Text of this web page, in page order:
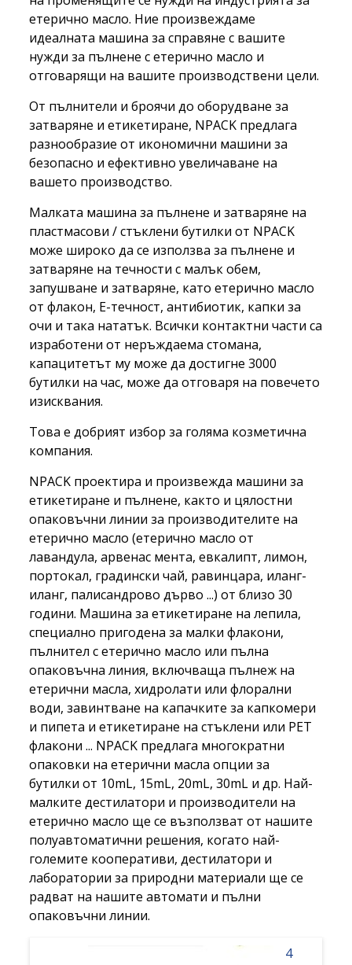
етерично масло. Ние произвеждаме
идеалната машина за справяне с вашите
нужди за пълнене с етерично масло и
отговарящи на вашите производствени цели.
От пълнители и броячи до оборудване за
затваряне и етикетиране, NPACK предлага
разнообразие от икономични машини за
безопасно и ефективно увеличаване на
вашето производство.
Малката машина за пълнене и затваряне на
пластмасови / стъклени бутилки от NPACK
може широко да се използва за пълнене и
затваряне на течности с малък обем,
запушване и затваряне, като етерично масло
от флакон, E-течност, антибиотик, капки за
очи и така нататък. Всички контактни части са
изработени от неръждаема стомана,
капацитетът му може да достигне 3000
бутилки на час, може да отговаря на повечето
изисквания.
Това е добрият избор за голяма козметична
компания.
NPACK проектира и произвежда машини за
етикетиране и пълнене, както и цялостни
опаковъчни линии за производителите на
етерично масло (етерично масло от
лавандула, арвенас мента, евкалипт, лимон,
портокал, градински чай, равинцара, иланг-
иланг, палисандрово дърво ...) от близо 30
години. Машина за етикетиране на лепила,
специално пригодена за малки флакони,
пълнител с етерично масло или пълна
опаковъчна линия, включваща пълнеж на
етерични масла, хидролати или флорални
води, завинтване на капачките за капкомери
и пипета и етикетиране на стъклени или PET
флакони ... NPACK предлага многократни
опаковки на етерични масла опции за
бутилки от 10mL, 15mL, 20mL, 30mL и др. Най-
малките дестилатори и производители на
етерично масло ще се възползват от нашите
полуавтоматични решения, когато най-
големите кооперативи, дестилатори и
лаборатории за природни материали ще се
радват на нашите автомати и пълни
опаковъчни линии.
4